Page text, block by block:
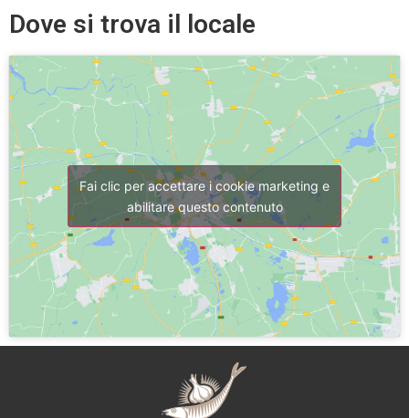
Dove si trova il locale
Fai clic per accettare i cookie marketing e
abilitare questo contenuto